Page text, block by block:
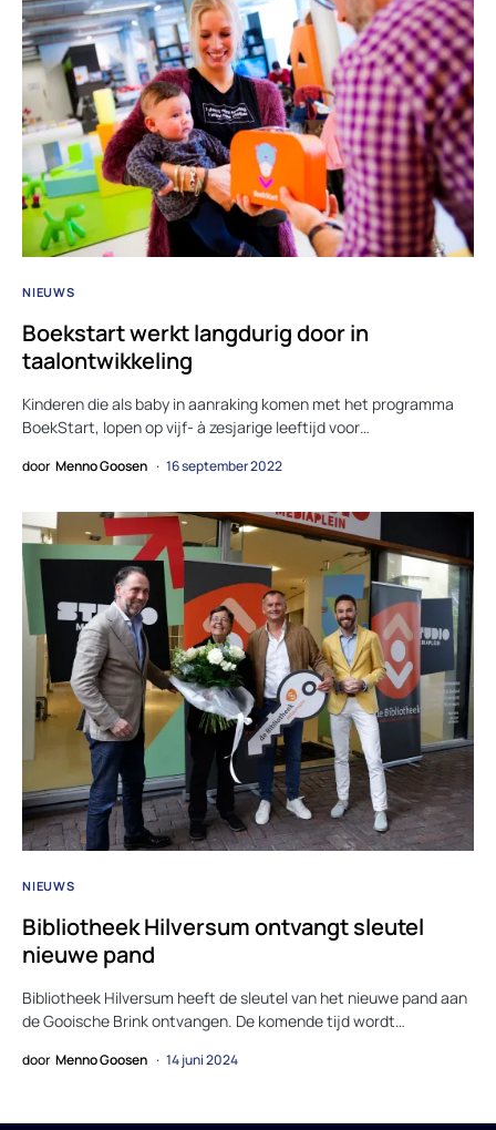
NIEUWS
Boekstart werkt langdurig door in
taalontwikkeling
Kinderen die als baby in aanraking komen met het programma
BoekStart, lopen op vijf- à zesjarige leeftijd voor…
door Menno Goosen 16 september 2022
NIEUWS
Bibliotheek Hilversum ontvangt sleutel
nieuwe pand
Bibliotheek Hilversum heeft de sleutel van het nieuwe pand aan
de Gooische Brink ontvangen. De komende tijd wordt…
door Menno Goosen 14 juni 2024